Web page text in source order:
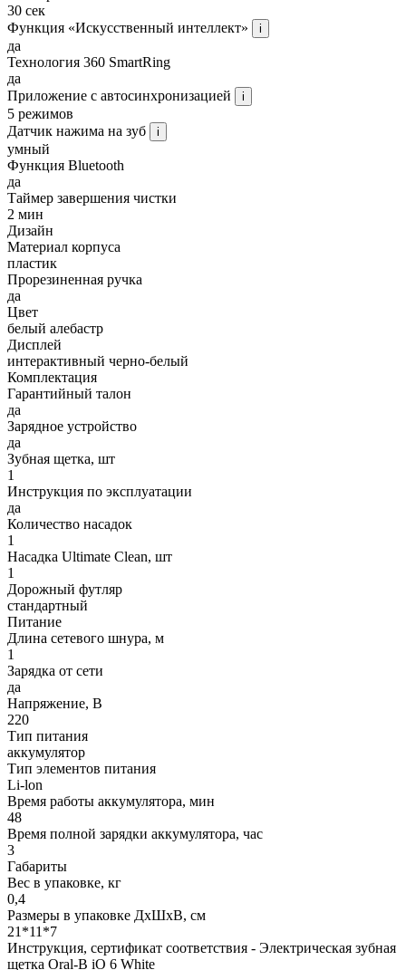
30 сек
Функция «Искусственный интеллект»
i
да
Технология 360 SmartRing
да
Приложение с автосинхронизацией
i
5 режимов
Датчик нажима на зуб
i
умный
Функция Bluetooth
да
Таймер завершения чистки
2 мин
Дизайн
Материал корпуса
пластик
Прорезиненная ручка
да
Цвет
белый алебастр
Дисплей
интерактивный черно-белый
Комплектация
Гарантийный талон
да
Зарядное устройство
да
Зубная щетка, шт
1
Инструкция по эксплуатации
да
Количество насадок
1
Насадка Ultimate Clean, шт
1
Дорожный футляр
стандартный
Питание
Длина сетевого шнура, м
1
Зарядка от сети
да
Напряжение, В
220
Тип питания
аккумулятор
Тип элементов питания
Li-lon
Время работы аккумулятора, мин
48
Время полной зарядки аккумулятора, час
3
Габариты
Вес в упаковке, кг
0,4
Размеры в упаковке ДxШxВ, см
21*11*7
Инструкция, сертификат соответствия - Электрическая зубная
щетка Oral-B iO 6 White